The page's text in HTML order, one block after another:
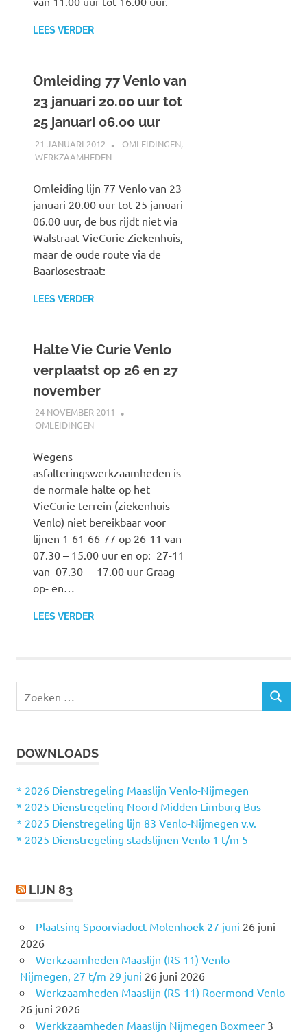
LEES VERDER
Omleiding 77 Venlo van
23 januari 20.00 uur tot
25 januari 06.00 uur
21 JANUARI 2012 JOHAN
OMLEIDINGEN,
WERKZAAMHEDEN
Omleiding lijn 77 Venlo van 23
januari 20.00 uur tot 25 januari
06.00 uur, de bus rijdt niet via
Walstraat-VieCurie Ziekenhuis,
maar de oude route via de
Baarlosestraat:
LEES VERDER
Halte Vie Curie Venlo
verplaatst op 26 en 27
november
24 NOVEMBER 2011
OMLEIDINGEN
Wegens
asfalteringswerkzaamheden is
de normale halte op het
VieCurie terrein (ziekenhuis
Venlo) niet bereikbaar voor
lijnen 1-61-66-77 op 26-11 van
07.30 – 15.00 uur en op: 27-11
van 07.30 – 17.00 uur Graag
op- en…
LEES VERDER
e
n
a
a
r
Z
DOWNLOADS
* 2026 Dienstregeling Maaslijn Venlo-Nijmegen
* 2025 Dienstregeling Noord Midden Limburg Bus
* 2025 Dienstregeling lijn 83 Venlo-Nijmegen v.v.
* 2025 Dienstregeling stadslijnen Venlo 1 t/m 5
LIJN 83
Plaatsing Spoorviaduct Molenhoek 27 juni 26 juni
2026
Werkzaamheden Maaslijn (RS 11) Venlo –
Nijmegen, 27 t/m 29 juni 26 juni 2026
Werkzaamheden Maaslijn (RS-11) Roermond-Venlo
26 juni 2026
Werkkzaamheden Maaslijn Nijmegen Boxmeer 3